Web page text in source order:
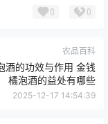
0 0
农品百科
的功效与作用 金钱
橘泡酒的益处有哪些
2025-12-17 14:54:39